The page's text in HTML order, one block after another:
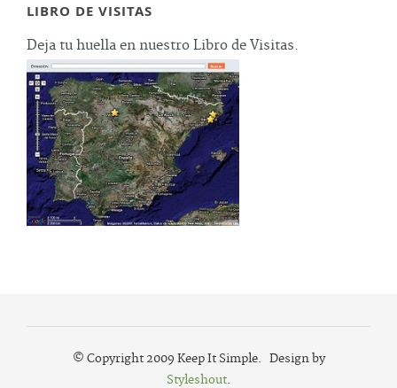
LIBRO DE VISITAS
Deja tu huella en nuestro Libro de Visitas.
© Copyright 2009 Keep It Simple. Design by
Styleshout.